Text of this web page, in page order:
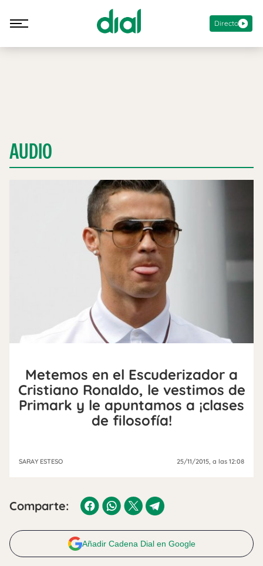
Directo
AUDIO
Metemos en el Escuderizador a
Cristiano Ronaldo, le vestimos de
Primark y le apuntamos a ¡clases
de filosofía!
SARAY ESTESO 25/11/2015 , a las 12:08
Comparte:
Añadir Cadena Dial en Google